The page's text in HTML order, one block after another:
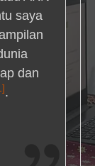
saya
dan
.